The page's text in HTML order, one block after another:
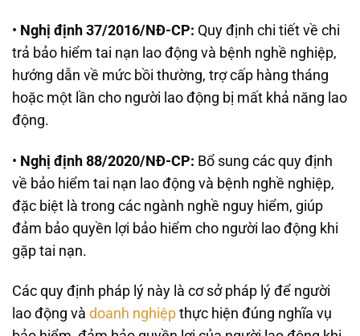
• Nghị định 37/2016/NĐ-CP: Quy định chi tiết về chi
trả bảo hiểm tai nạn lao động và bệnh nghề nghiệp,
hướng dẫn về mức bồi thường, trợ cấp hàng tháng
hoặc một lần cho người lao động bị mất khả năng lao
động.
• Nghị định 88/2020/NĐ-CP: Bổ sung các quy định
về bảo hiểm tai nạn lao động và bệnh nghề nghiệp,
đặc biệt là trong các ngành nghề nguy hiểm, giúp
đảm bảo quyền lợi bảo hiểm cho người lao động khi
gặp tai nạn.
Các quy định pháp lý này là cơ sở pháp lý để người
lao động và doanh nghiệp thực hiện đúng nghĩa vụ